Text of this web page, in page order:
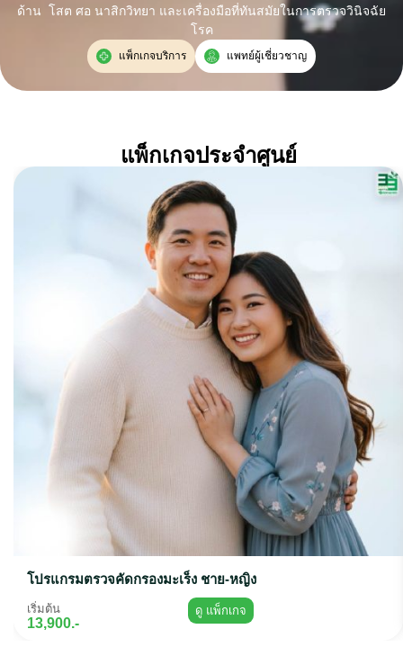
ด้าน โสต ศอ นาสิกวิทยา และเครื่องมือที่ทันสมัยในการตรวจวินิจฉัย
โรค
แพ็กเกจบริการ แพทย์ผู้เชี่ยวชาญ
แพ็กเกจประจำศูนย์
โปรแกรมตรวจคัดกรองมะเร็ง ชาย-หญิง
เริ่มต้น
13,900.-
ดู แพ็กเกจ